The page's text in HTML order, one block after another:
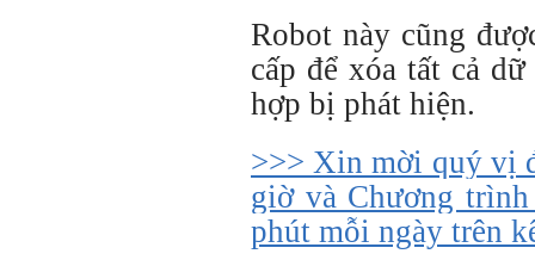
Robot này cũng
cấp để xóa tất cả
hợp bị phát hiện.
>>> Xin mời quý vị
giờ và Chương
phút mỗi ngày trên